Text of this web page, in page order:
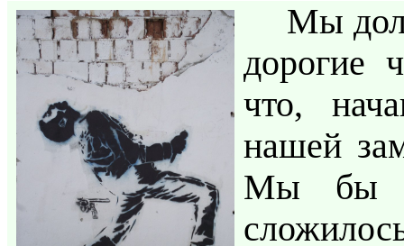
Мы
дорогие
что,
нашей
Мы бы